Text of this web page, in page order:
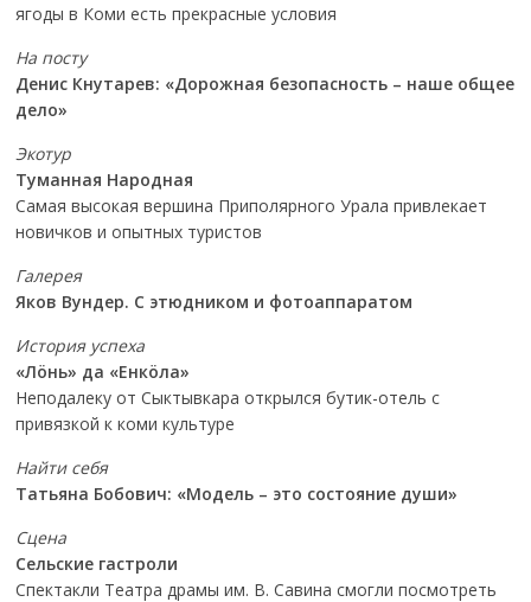
ягоды в Коми есть прекрасные условия
На посту
Денис Кнутарев: «Дорожная безопасность – наше общее
дело»
Экотур
Туманная Народная
Самая высокая вершина Приполярного Урала привлекает
новичков и опытных туристов
Галерея
Яков Вундер. С этюдником и фотоаппаратом
История успеха
«Лöнь» да «Енкöла»
Неподалеку от Сыктывкара открылся бутик-отель с
привязкой к коми культуре
Найти себя
Татьяна Бобович: «Модель – это состояние души»
Сцена
Сельские гастроли
Спектакли Театра драмы им. В. Савина смогли посмотреть